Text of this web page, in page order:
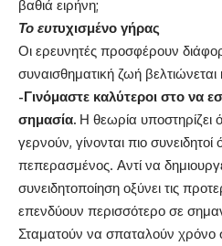
βαθιά ειρήνη;
Το ευτυχισμένο γήρας
Οι ερευνητές προσφέρουν
συναισθηματική ζωή
-Γινόμαστε καλύτεροι στο να
σημασία. Η θεωρία υποστηρίζει
γερνούν, γίνονται πιο συνειδητοί
πεπερασμένος. Αντί να
συνειδητοποίηση οξύνει τις
επενδύουν περισσότερο σε
Σταματούν να σπαταλούν χρόνο